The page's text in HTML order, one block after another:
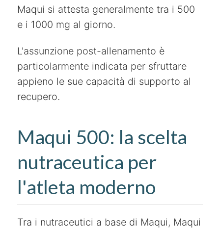
Maqui si attesta generalmente tra i 500
e i 1000 mg al giorno.
L'assunzione post-allenamento è
particolarmente indicata per sfruttare
appieno le sue capacità di supporto al
recupero.
Maqui 500: la scelta
nutraceutica per
l'atleta moderno
Tra i nutraceutici a base di Maqui, Maqui